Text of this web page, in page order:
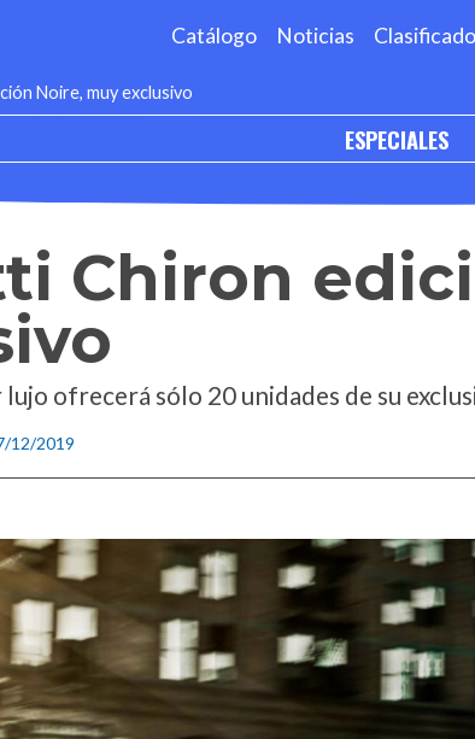
Catálogo Noticias
Noire, muy exclusivo
ESPECIALES
Chiron
lujo ofrecerá sólo 20 unidades de su
12/2019